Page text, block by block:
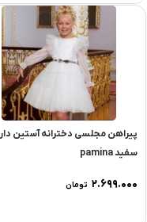
پیراهن مجلسی دخترانه آستین دار
سفید pamina
۲.۶۹۹.۰۰۰ تومان